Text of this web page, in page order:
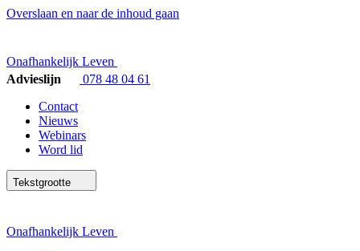
Overslaan en naar de inhoud gaan
Onafhankelijk Leven
Advieslijn
078 48 04 61
Contact
Nieuws
Webinars
Word lid
Tekstgrootte
Onafhankelijk Leven